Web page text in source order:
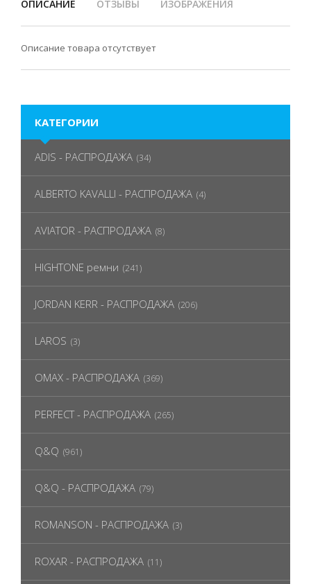
ОПИСАНИЕ ОТЗЫВЫ ИЗОБРАЖЕНИЯ
Описание товара отсутствует
КАТЕГОРИИ
ADIS - РАСПРОДАЖА (34)
ALBERTO KAVALLI - РАСПРОДАЖА (4)
AVIATOR - РАСПРОДАЖА (8)
HIGHTONE ремни (241)
JORDAN KERR - РАСПРОДАЖА (206)
LAROS (3)
OMAX - РАСПРОДАЖА (369)
PERFECT - РАСПРОДАЖА (265)
Q&Q (961)
Q&Q - РАСПРОДАЖА (79)
ROMANSON - РАСПРОДАЖА (3)
ROXAR - РАСПРОДАЖА (11)